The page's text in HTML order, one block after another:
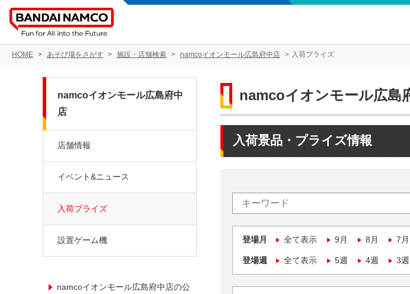
HOME あそび場をさがす 施設・店舗検索 namcoイオンモール広島府中店 入荷プライズ
namcoイオンモール広島
入荷景品・プライズ情報
登場月 全て表示 9月 8月 7月
登場週 全て表示 5週 4週 3週
namcoイオンモール広島府中
店
店舗情報
イベント&ニュース
入荷プライズ
設置ゲーム機
namcoイオンモール広島府中店の公